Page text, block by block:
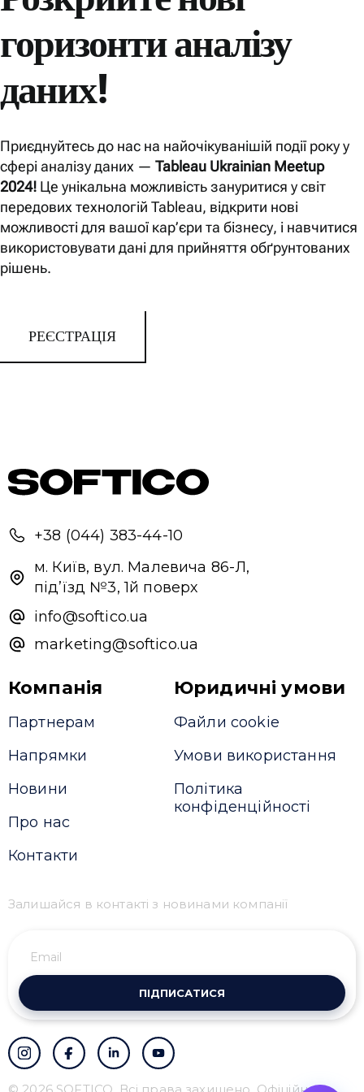
горизонти аналізу
даних!
Приєднуйтесь до нас на найочікуванішій події року у
сфері аналізу даних —Tableau Ukrainian Meetup
2024! Це унікальна можливість зануритися у світ
передових технологій Tableau, відкрити нові
можливості для вашої кар’єри та бізнесу, і навчитися
використовувати дані для прийняття обґрунтованих
рішень.
РЕЄСТРАЦІЯ
+38 (044) 383-44-10
м. Київ, вул. Малевича 86-Л,
під’їзд №3, 1й поверх
info@softico.ua
marketing@softico.ua
Компанія
Партнерам
Напрямки
Новини
Про нас
Контакти
Юридичні умови
Файли cookie
Умови використання
Політика
конфіденційності
Залишайся в контакті з новинами компанії
ПІДПИСАТИСЯ
Надіслати повідомлення